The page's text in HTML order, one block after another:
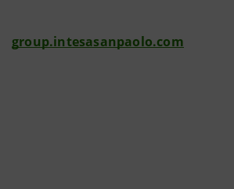
group.intesasanpaolo.com